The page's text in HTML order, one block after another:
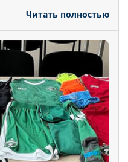
Читать полностью